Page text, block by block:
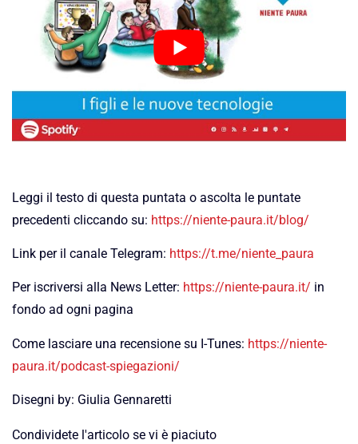
Leggi il testo di questa puntata o ascolta le puntate
precedenti cliccando su: https://niente-paura.it/blog/
Link per il canale Telegram: https://t.me/niente_paura
Per iscriversi alla News Letter: https://niente-paura.it/ in
fondo ad ogni pagina
Come lasciare una recensione su I-Tunes: https://niente-
paura.it/podcast-spiegazioni/
Disegni by: Giulia Gennaretti
Condividete l'articolo se vi è piaciuto